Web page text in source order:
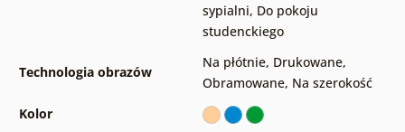
sypialni, Do pokoju
studenckiego
Technologia obrazów
Na płótnie, Drukowane,
Obramowane, Na szerokość
Kolor